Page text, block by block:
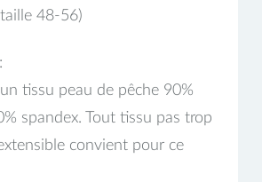
48-56)
tissu peau de pêche 90%
spandex. Tout tissu pas trop
convient pour ce